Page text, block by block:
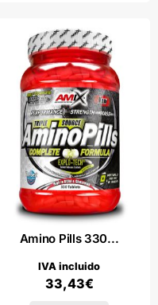
Amino Pills 330...
33,43€
IVA incluido